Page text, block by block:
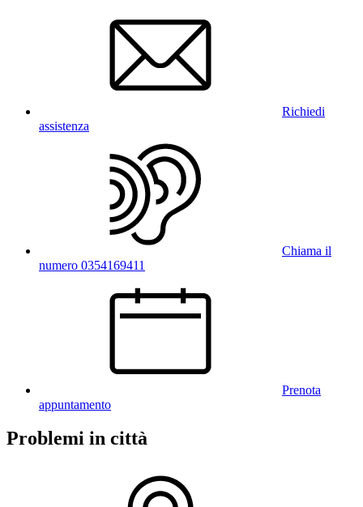
Richiedi
assistenza
Chiama il
numero 0354169411
Prenota
appuntamento
Problemi in città